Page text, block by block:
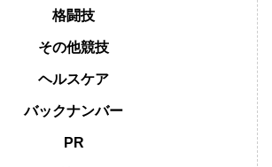
格闘技
その他競技
ヘルスケア
バックナンバー
PR